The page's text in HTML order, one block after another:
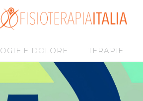
E DOLORE TERAPIE